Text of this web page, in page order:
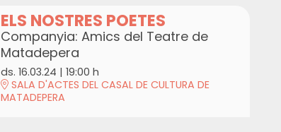
ELS NOSTRES POETES
Companyia: Amics del Teatre de
Matadepera
ds. 16.03.24 | 19:00 h
SALA D'ACTES DEL CASAL DE CULTURA DE
MATADEPERA